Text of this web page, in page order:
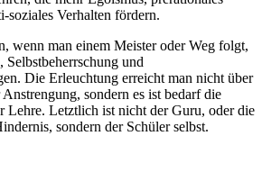
soziales Verhalten fördern.
wenn man einem Meister oder Weg folgt,
und
Die Erleuchtung erreicht man nicht über
sondern es ist bedarf die
Lehre. Letztlich ist nicht der Guru, oder die
sondern der Schüler selbst.